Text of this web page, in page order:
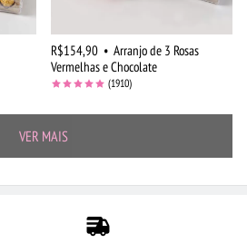
R$154,90 • Arranjo de 3 Rosas
Vermelhas e Chocolate
(1910)
VER MAIS